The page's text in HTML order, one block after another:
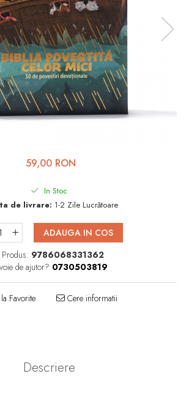
și
și Tinerii
59,00 RON
In Stoc
de livrare: 1-2 Zile Lucrătoare
ADAUGA IN COS
9786068331362
de ajutor? 0730503819
Favorite Cere informatii
Descriere